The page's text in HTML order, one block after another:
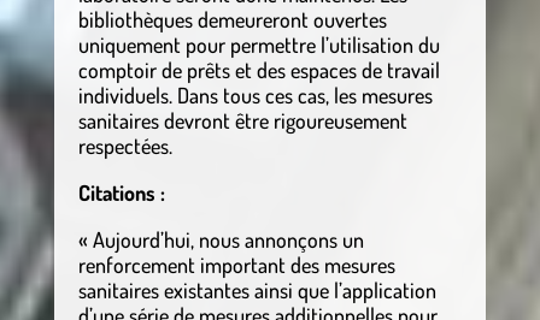
bibliothèques demeureront ouvertes
uniquement pour permettre l’utilisation du
comptoir de prêts et des espaces de travail
individuels. Dans tous ces cas, les mesures
sanitaires devront être rigoureusement
respectées.
Citations :
« Aujourd’hui, nous annonçons un
renforcement important des mesures
sanitaires existantes ainsi que l’application